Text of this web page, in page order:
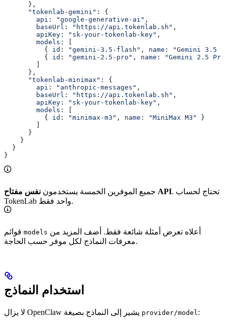
      },
      "tokenlab-gemini"
: {
        api
: "google-generative-ai" ,
        baseUrl
: "https://api.tokenlab.sh" ,
        apiKey
: "sk-your-tokenlab-key" ,
        models
: [
          {
id : "gemini-3.5-flash" , name :
"Gemini 3.5
          {
id : "gemini-2.5-pro" , name :
"Gemini 2.5
      },
      "tokenlab-minimax"
: {
        api
: "anthropic-messages" ,
        baseUrl
: "https://api.tokenlab.sh" ,
        apiKey
: "sk-your-tokenlab-key" ,
        models
: [
          {
id : "minimax-m3" , name : "MiniMax M3"
}
      }
    }
  }
}
جميع الموفرين الخمسة يستخدمون نفس مفتاح API. تحتاج لحساب
TokenLab واحد فقط.
models
معرفات النماذج لكل موفر حسب الحاجة.
استخدام النماذج
provider/model: